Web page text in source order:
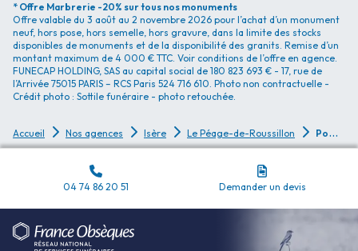
* Offre Marbrerie -20% sur tous nos monuments
Offre valable du 3 août au 2 novembre 2026 pour l’achat d’un monument
neuf, hors pose, hors semelle, hors gravure, dans la limite des stocks
disponibles de monuments et de la disponibilité des granits. Remise d’un
montant maximum de 4 000 € TTC. Voir conditions de l’offre en agence.
FUNECAP HOLDING, SAS au capital social de 180 823 693 € - 17, rue de
l’Arrivée 75015 PARIS – RCS Paris 524 716 610. Photo non contractuelle -
Crédit photo : Sottile funéraire - photo retouchée.
Accueil Nos agences Isère Le Péage-de-Roussillon P
ompes Funèbres Pompes Funèbres Alain Besset - Le Péage-de-Roussillon
04 74 86 20 51 Demander un devis